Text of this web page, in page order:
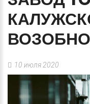
10 июля 2020